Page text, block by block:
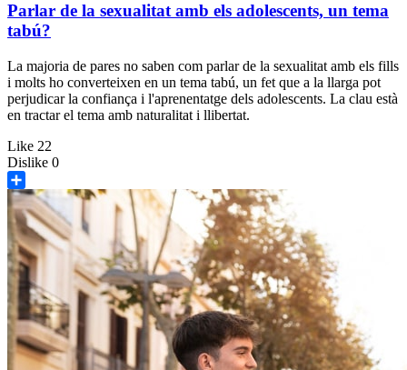
Parlar de la sexualitat amb els adolescents, un tema
tabú?
La majoria de pares no saben com parlar de la sexualitat amb els fills
i molts ho converteixen en un tema tabú, un fet que a la llarga pot
perjudicar la confiança i l'aprenentatge dels adolescents. La clau està
en tractar el tema amb naturalitat i llibertat.
Like 22
Dislike 0
Share